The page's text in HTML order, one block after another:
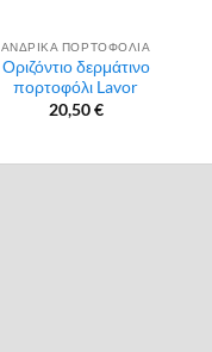
ΑΝΔΡΙΚΑ ΠΟΡΤΟΦΟΛΙΑ
Οριζόντιο δερμάτινο
πορτοφόλι Lavor
20,50€